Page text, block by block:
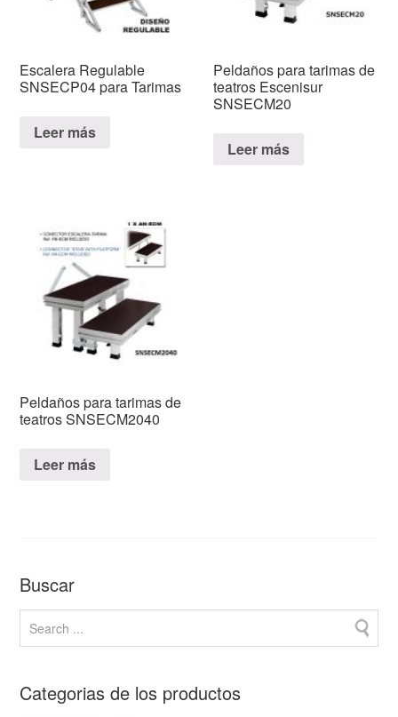
Escalera Regulable
SNSECP04 para Tarimas
Leer más
Peldaños para tarimas de
teatros Escenisur
SNSECM20
Leer más
Peldaños para tarimas de
teatros SNSECM2040
Leer más
Buscar
Categorias de los productos